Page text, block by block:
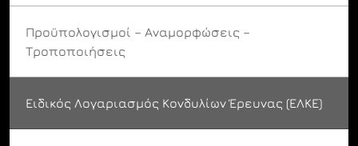
Προϋπολογισμοί – Αναμορφώσεις –
Τροποποιήσεις
Ειδικός Λογαριασμός Κονδυλίων Έρευνας (ΕΛΚΕ)